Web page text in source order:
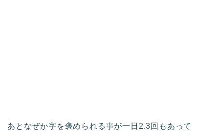
あとなぜか字を褒められる事が一日2.3回もあって